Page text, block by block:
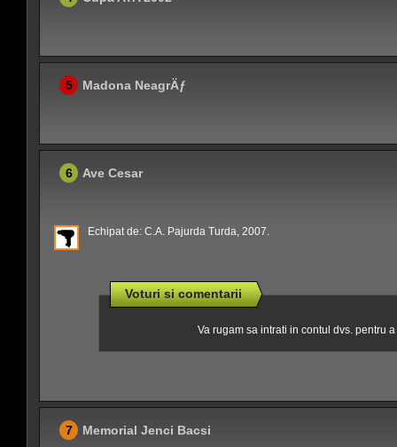
5 Madona NeagrÄƒ
6 Ave Cesar
Echipat de: C.A. Pajurda Turda, 2007.
Voturi si comentarii
Va rugam sa intrati in contul dvs. pentru
7 Memorial Jenci Bacsi